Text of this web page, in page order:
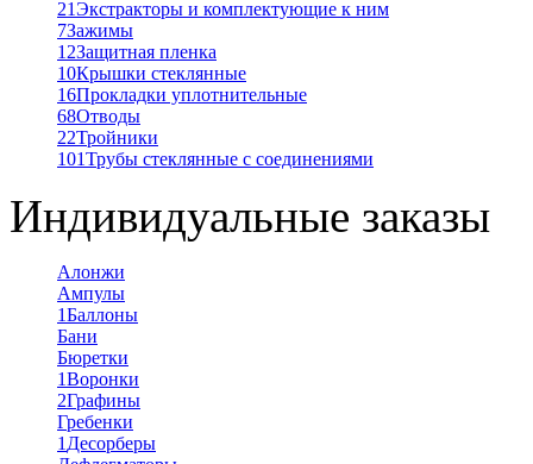
21Экстракторы и комплектующие к ним
7Зажимы
12Защитная пленка
10Крышки стеклянные
16Прокладки уплотнительные
68Отводы
22Тройники
101Трубы стеклянные с соединениями
Индивидуальные заказы
Алонжи
Ампулы
1Баллоны
Бани
Бюретки
1Воронки
2Графины
Гребенки
1 Десорберы